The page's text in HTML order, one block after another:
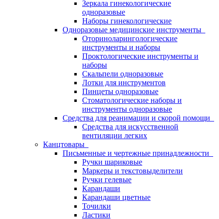
Зеркала гинекологические
одноразовые
Наборы гинекологические
Одноразовые медицинские инструменты
Оториноларингологические
инструменты и наборы
Проктологические инструменты и
наборы
Скальпели одноразовые
Лотки для инструментов
Пинцеты одноразовые
Стоматологические наборы и
инструменты одноразовые
Средства для реанимации и скорой помощи
Средства для искусственной
вентиляции легких
Канцтовары
Письменные и чертежные принадлежности
Ручки шариковые
Маркеры и текстовыделители
Ручки гелевые
Карандаши
Карандаши цветные
Точилки
Ластики